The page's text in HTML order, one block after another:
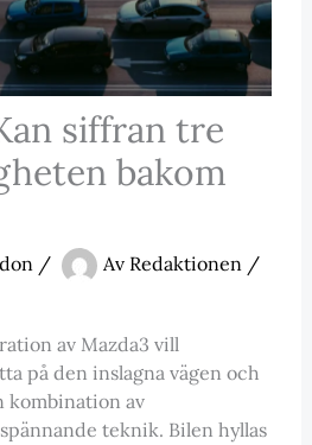
siffran tre
bakom
/ Av Redaktionen /
av Mazda3 vill
på den inslagna vägen och
kombination av
teknik. Bilen hyllas